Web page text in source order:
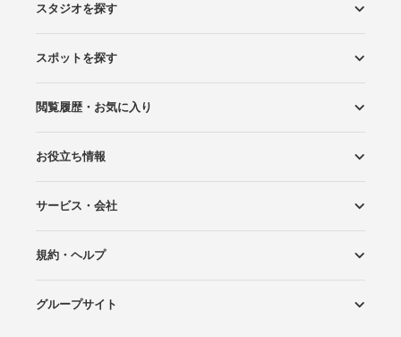
スタジオを探す
エリアから探す
こだわりから探す
NEW PHOTO STYLE
プランから探す
フォトタイプ診断
フォトグラファーから探す
国内リゾートから探す
スポットを探す
ロケーションから探す
スタジオから探す
閲覧履歴・お気に入り
閲覧スタジオ
お気に入り
お役立ち情報
Wedding Photo マガジン
はじめてガイド
サービス・会社
Photoraitとは
スタジオの掲載について
お問い合わせ
運営会社
サイトマップ
規約・ヘルプ
プライバシーポリシー
利用規約
ヘルプ
グループサイト